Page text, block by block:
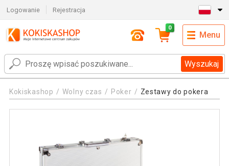
Logowanie Rejestracja
Wyszukaj
0
Menu
Kokiskashop Wolny czas Poker Zestawy do pokera